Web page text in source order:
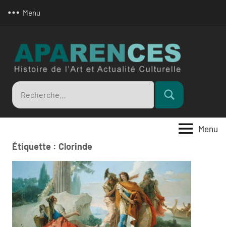
Menu
Recherche
pour
:
Rechercher
Menu
Étiquette : Clorinde